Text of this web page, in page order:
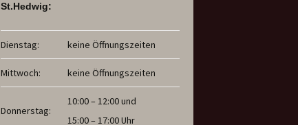
St.Hedwig:
Dienstag: keine Öffnungszeiten
Mittwoch: keine Öffnungszeiten
Donnerstag:
10:00 – 12:00 und
15:00 – 17:00 Uhr